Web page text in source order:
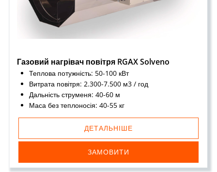
Газовий нагрівач повітря RGAX Solveno
Теплова потужність: 50-100 кВт
Витрата повітря: 2.300-7.500 м3 / год
Дальність струменя: 40-60 м
Маса без теплоносія: 40-55 кг
ДЕТАЛЬНІШЕ
ЗАМОВИТИ